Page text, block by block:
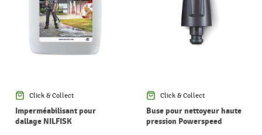
Click & Collect
Imperméabilisant pour
dallage NILFISK
Click & Collect
Buse pour nettoyeur haute
pression Powerspeed